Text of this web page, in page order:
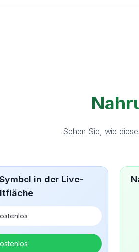
Sehen Sie, wie
in der Live-